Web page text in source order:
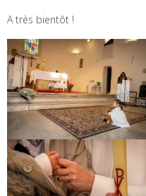
A très bientôt !